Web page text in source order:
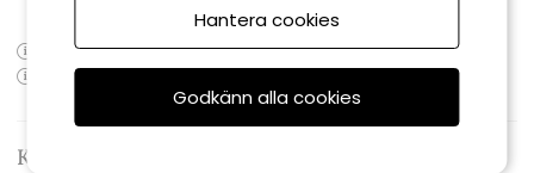
Produktens artikelnummer:0412950_A
Produktens EAN-kod:
Kontakta oss
Hantera cookies
Godkänn alla cookies